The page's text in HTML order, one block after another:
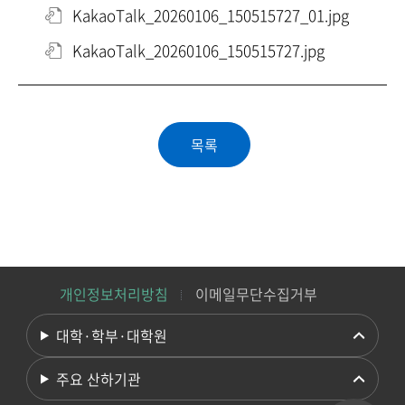
KakaoTalk_20260106_150515727_01.jpg
KakaoTalk_20260106_150515727.jpg
개인정보처리방침
이메일무단수집거부
대학·학부·대학원
주요 산하기관